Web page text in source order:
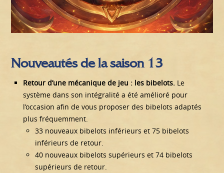
Nouveautés de la saison 13
Retour d’une mécanique de jeu : les bibelots. Le
système dans son intégralité a été amélioré pour
l’occasion afin de vous proposer des bibelots adaptés
plus fréquemment.
33 nouveaux bibelots inférieurs et 75 bibelots
inférieurs de retour.
40 nouveaux bibelots supérieurs et 74 bibelots
supérieurs de retour.